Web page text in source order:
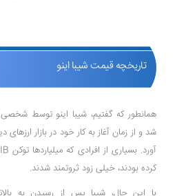
تاریخچه قیمت شیبا اینو
همانطور که گفتیم، شیبا اینو توسط
شد و از زمان آغاز به کار خود در بازار
کرده بودند، خیلی زود ثروتمند شدند.